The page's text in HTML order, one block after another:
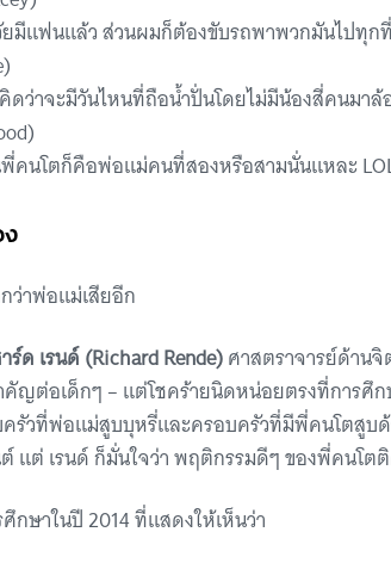
ยมีแฟนแล้ว ส่วนผมก็ต้องขับรถพาพวกมันไปทุก
ดว่าจะมีวันไหนที่ถือน้ำปั่นโดยไม่มีน้องสี่คนม
พี่คนโตก็คือพ่อแม่คนที่สองหรือสามนั่นแหละ
ว่าพ่อแม่เสียอีก
ร์ด เรนด์ (Richard Rende)ศาสตราจารย์ด้าน
ญต่อเด็กๆ – แต่โชคร้ายนิดหน่อยตรงที่การศึก
ครัวที่พ่อแม่สูบบุหรี่และครอบครัวที่มีพี่คนโตสู
แต่ เรนด์ ก็มั่นใจว่า พฤติกรรมดีๆ ของพี่คนโ
กษาในปี 2014 ที่แสดงให้เห็นว่า